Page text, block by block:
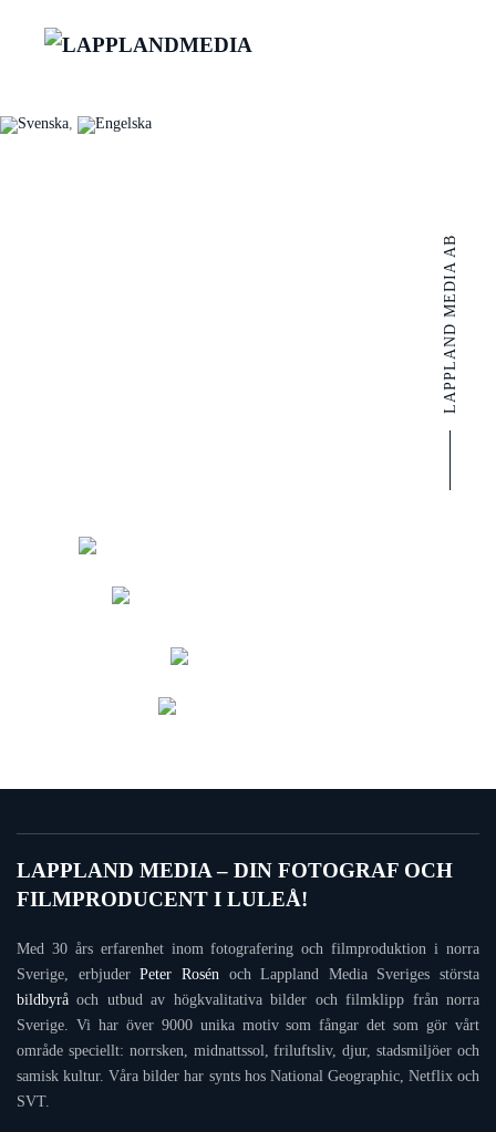
Bild & Filmproduktion.
upplevelser i Norrbotten.
LAPPLAND MEDIA AB
LAPPLAND MEDIA – DIN FOTOGRAF OCH
FILMPRODUCENT I LULEÅ!
Med 30 års erfarenhet inom fotografering och filmproduktion i norra
Sverige, erbjuderPeter Rosén och Lappland Media Sveriges största
bildbyrå och utbud av högkvalitativa bilder och filmklipp från norra
Sverige. Vi har över 9000 unika motiv som fångar det som gör vårt
område speciellt: norrsken, midnattssol, friluftsliv, djur, stadsmiljöer och
samisk kultur. Våra bilder har synts hos National Geographic, Netflix och
SVT.